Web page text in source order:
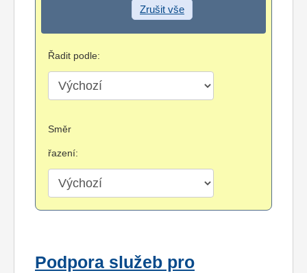
Zrušit vše
Řadit podle:
Směr
řazení:
Podpora služeb pro